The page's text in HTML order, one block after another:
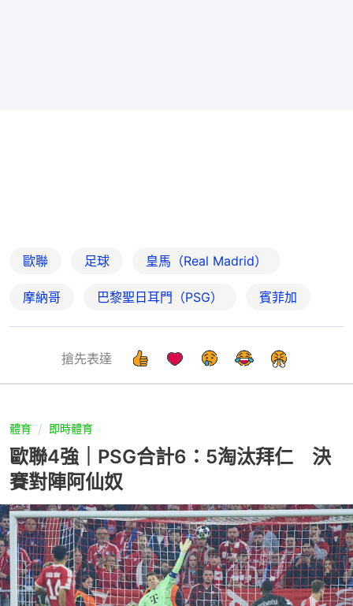
歐聯 足球 皇馬（Real Madrid）
摩納哥 巴黎聖日耳門（PSG） 賓菲加
搶先表達
體育 即時體育
歐聯4強｜PSG合計6：5淘汰拜仁 決
賽對陣阿仙奴